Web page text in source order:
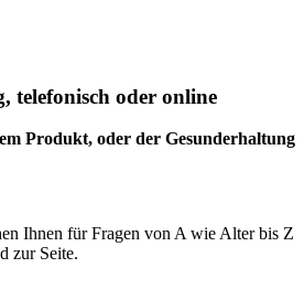
telefonisch oder online
Produkt, oder der Gesunderhaltung
Ihnen für Fragen von A wie Alter bis Z
zur Seite.